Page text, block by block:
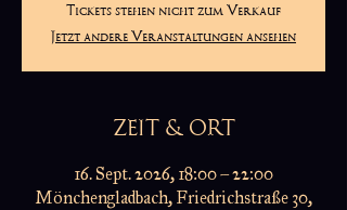
Tickets stehen nicht zum Verkauf
Jetzt andere Veranstaltungen ansehen
ZEIT & ORT
16. Sept. 2026, 18:00 – 22:00
Mönchengladbach, Friedrichstraße 30,